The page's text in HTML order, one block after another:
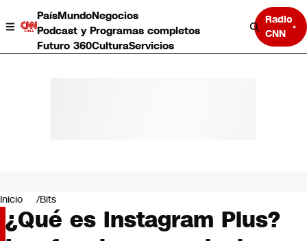
PaísMundoNegocios
Podcast y Programas completos
Futuro 360CulturaServicios
Radio
CNN
Negocios
Deportes
Programas completos
Inicio Bits
¿Qué es Instagram Plus?